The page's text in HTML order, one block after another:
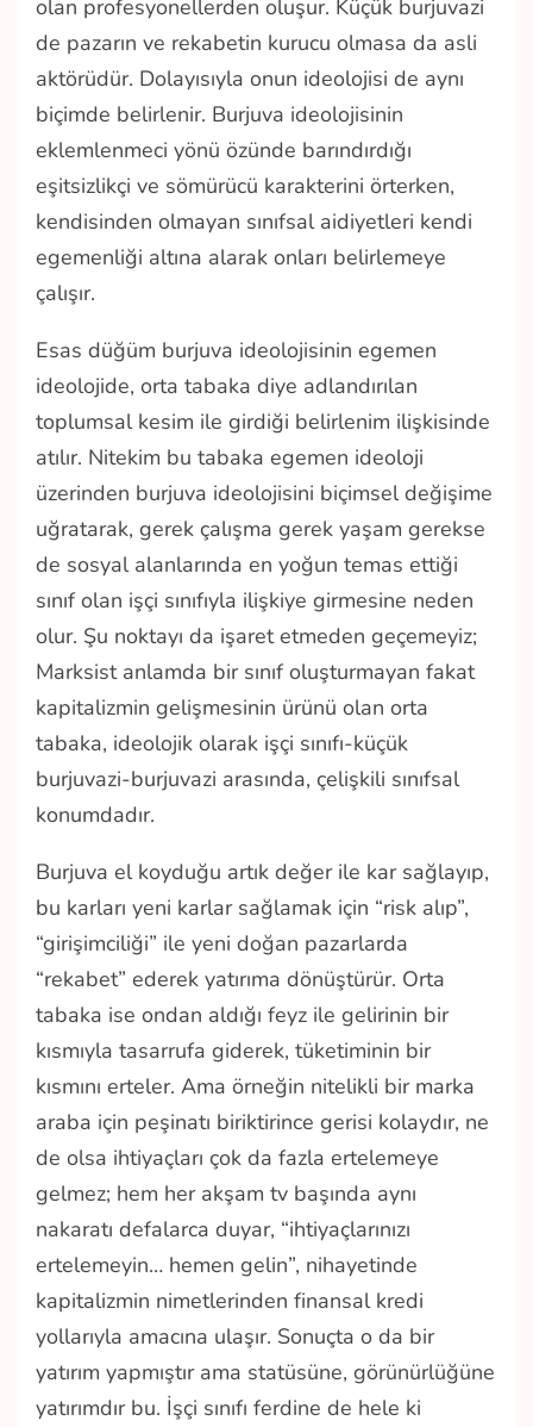
olan profesyonellerden oluşur. Küçük burjuvazi
de pazarın ve rekabetin kurucu olmasa da asli
aktörüdür. Dolayısıyla onun ideolojisi de aynı
biçimde belirlenir. Burjuva ideolojisinin
eklemlenmeci yönü özünde barındırdığı
eşitsizlikçi ve sömürücü karakterini örterken,
kendisinden olmayan sınıfsal aidiyetleri kendi
egemenliği altına alarak onları belirlemeye
çalışır.
Esas düğüm burjuva ideolojisinin egemen
ideolojide, orta tabaka diye adlandırılan
toplumsal kesim ile girdiği belirlenim ilişkisinde
atılır. Nitekim bu tabaka egemen ideoloji
üzerinden burjuva ideolojisini biçimsel değişime
uğratarak, gerek çalışma gerek yaşam gerekse
de sosyal alanlarında en yoğun temas ettiği
sınıf olan işçi sınıfıyla ilişkiye girmesine neden
olur. Şu noktayı da işaret etmeden geçemeyiz;
Marksist anlamda bir sınıf oluşturmayan fakat
kapitalizmin gelişmesinin ürünü olan orta
tabaka, ideolojik olarak işçi sınıfı-küçük
burjuvazi-burjuvazi arasında, çelişkili sınıfsal
konumdadır.
Burjuva el koyduğu artık değer ile kar sağlayıp,
bu karları yeni karlar sağlamak için “risk alıp”,
“girişimciliği” ile yeni doğan pazarlarda
“rekabet” ederek yatırıma dönüştürür. Orta
tabaka ise ondan aldığı feyz ile gelirinin bir
kısmıyla tasarrufa giderek, tüketiminin bir
kısmını erteler. Ama örneğin nitelikli bir marka
araba için peşinatı biriktirince gerisi kolaydır, ne
de olsa ihtiyaçları çok da fazla ertelemeye
gelmez; hem her akşam tv başında aynı
nakaratı defalarca duyar, “ihtiyaçlarınızı
ertelemeyin… hemen gelin”, nihayetinde
kapitalizmin nimetlerinden finansal kredi
yollarıyla amacına ulaşır. Sonuçta o da bir
yatırım yapmıştır ama statüsüne, görünürlüğüne
yatırımdır bu. İşçi sınıfı ferdine de hele ki